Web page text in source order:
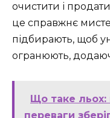
очистити і
це справжнє
підбирають, щоб
огранюють,
Що таке льох:
переваги